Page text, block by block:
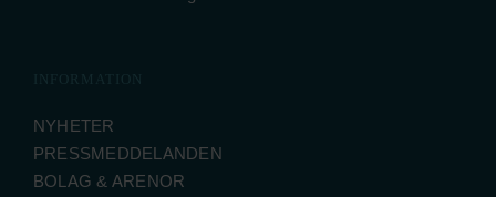
NYHETER
PRESSMEDDELANDEN
BOLAG & ARENOR